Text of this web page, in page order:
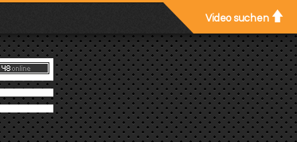
Video suchen